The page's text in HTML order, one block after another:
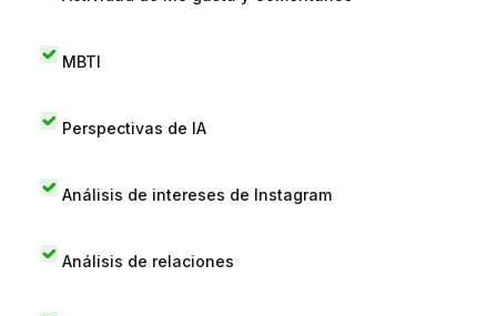
MBTI
Perspectivas de IA
Análisis de intereses de Instagram
Análisis de relaciones